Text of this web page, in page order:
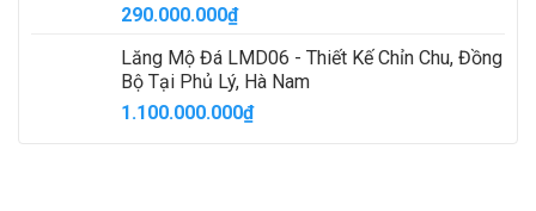
290.000.000₫
Lăng Mộ Đá LMD06 - Thiết Kế Chỉn Chu, Đồng
Bộ Tại Phủ Lý, Hà Nam
1.100.000.000₫